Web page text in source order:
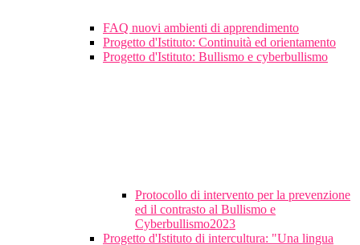
FAQ nuovi ambienti di apprendimento
Progetto d'Istituto: Continuità ed orientamento
Progetto d'Istituto: Bullismo e cyberbullismo
Protocollo di intervento per la prevenzione
ed il contrasto al Bullismo e
Cyberbullismo2023
Progetto d'Istituto di intercultura: "Una lingua